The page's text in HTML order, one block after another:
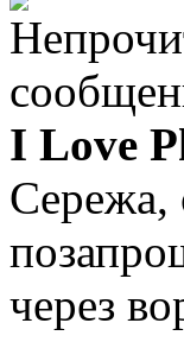
I Love
Сережа,
через